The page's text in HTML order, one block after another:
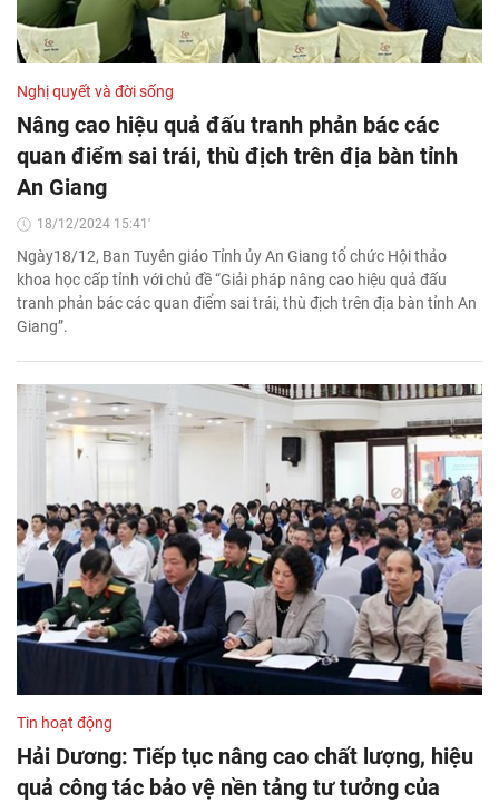
Nghị quyết và đời sống
Nâng cao hiệu quả đấu tranh phản bác các
quan điểm sai trái, thù địch trên địa bàn tỉnh
An Giang
18/12/2024 15:41'
Ngày18/12, Ban Tuyên giáo Tỉnh ủy An Giang tổ chức Hội thảo
khoa học cấp tỉnh với chủ đề “Giải pháp nâng cao hiệu quả đấu
tranh phản bác các quan điểm sai trái, thù địch trên địa bàn tỉnh An
Giang”.
Tin hoạt động
Hải Dương: Tiếp tục nâng cao chất lượng, hiệu
quả công tác bảo vệ nền tảng tư tưởng của